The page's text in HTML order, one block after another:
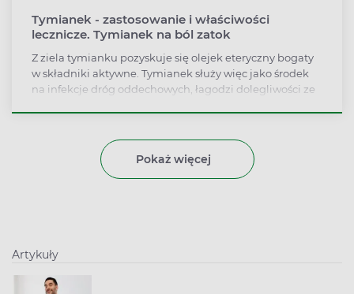
Tymianek - zastosowanie i właściwości
lecznicze. Tymianek na ból zatok
Z ziela tymianku pozyskuje się olejek eteryczny bogaty
w składniki aktywne. Tymianek służy więc jako środek
na infekcje dróg oddechowych, łagodzi dolegliwości ze
choroby Alzheimera i Parkinsona.
Pokaż więcej
Artykuły